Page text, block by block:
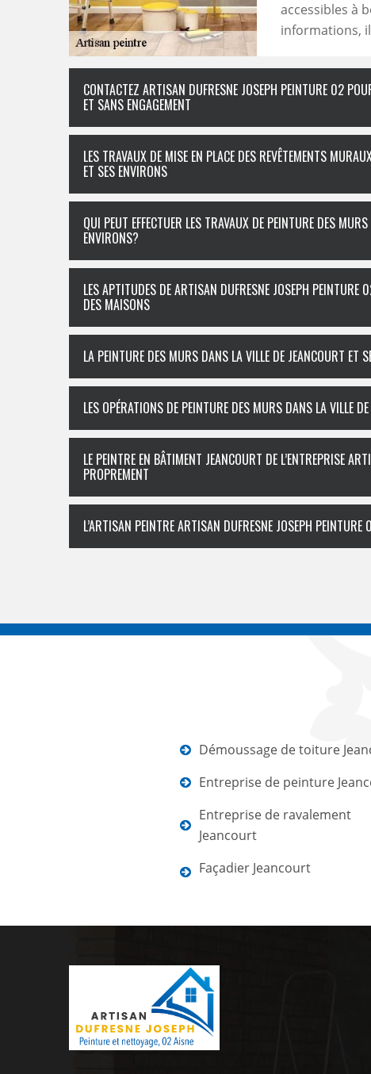
accessibles à
informations,
CONTACTEZ ARTISAN DUFRESNE JOSEPH PEINTURE 02
ET SANS ENGAGEMENT
LES TRAVAUX DE MISE EN PLACE DES REVÊTEMENTS
ET SES ENVIRONS
QUI PEUT EFFECTUER LES TRAVAUX DE PEINTURE DES
ENVIRONS?
LES APTITUDES DE ARTISAN DUFRESNE JOSEPH PEINTURE
DES MAISONS
LA PEINTURE DES MURS DANS LA VILLE DE JEANCOURT ET
LES OPÉRATIONS DE PEINTURE DES MURS DANS LA VILLE
LE PEINTRE EN BÂTIMENT JEANCOURT DE L’ENTREPRISE
PROPREMENT
L’ARTISAN PEINTRE ARTISAN DUFRESNE JOSEPH
Démoussage de toiture
Entreprise de peinture
Entreprise de ravalement
Jeancourt
Façadier Jeancourt